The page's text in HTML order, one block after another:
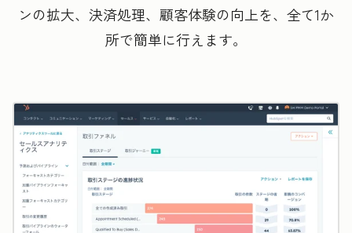
ンの拡大、決済処理、顧客体験の向上を、全て1か
所で簡単に行えます。